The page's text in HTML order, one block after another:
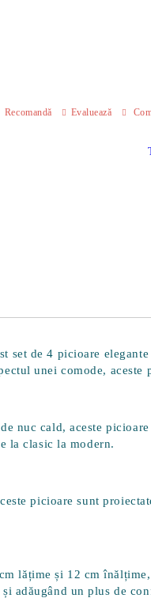
Recomandă Evaluează
set de 4 picioare
unei comode,
nuc cald, aceste
la clasic la modern.
picioare sunt
lățime și 12 cm înălțime
adăugând un plus de